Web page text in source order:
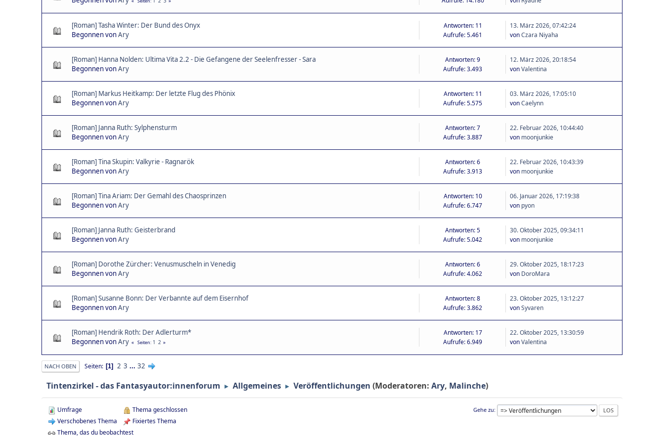
[Roman] Tasha Winter: Der Bund des Onyx
Begonnen vonAry
Antworten: 11
Aufrufe: 5.461
13. März 2026, 07:42:24
vonCzara Niyaha
[Roman] Hanna Nolden: Ultima Vita 2.2 - Die Gefangene der Seelenfresser - Sara
Begonnen vonAry
Antworten: 9
Aufrufe: 3.493
12. März 2026, 20:18:54
vonValentina
[Roman] Markus Heitkamp: Der letzte Flug des Phönix
Begonnen vonAry
Antworten: 11
Aufrufe: 5.575
03. März 2026, 17:05:10
vonCaelynn
[Roman] Janna Ruth: Sylphensturm
Begonnen vonAry
Antworten: 7
Aufrufe: 3.887
22. Februar 2026, 10:44:40
von moonjunkie
[Roman] Tina Skupin: Valkyrie - Ragnarök
Begonnen vonAry
Antworten: 6
Aufrufe: 3.913
22. Februar 2026, 10:43:39
von moonjunkie
[Roman] Tina Ariam: Der Gemahl des Chaosprinzen
Begonnen vonAry
Antworten: 10
Aufrufe: 6.747
06. Januar 2026, 17:19:38
von pyon
[Roman] Janna Ruth: Geisterbrand
Begonnen vonAry
Antworten: 5
Aufrufe: 5.042
30. Oktober 2025, 09:34:11
von moonjunkie
[Roman] Dorothe Zürcher: Venusmuscheln in Venedig
Begonnen vonAry
Antworten: 6
Aufrufe: 4.062
29. Oktober 2025, 18:17:23
von DoroMara
[Roman] Susanne Bonn: Der Verbannte auf dem Eisernhof
Begonnen vonAry
Antworten: 8
Aufrufe: 3.862
23. Oktober 2025, 13:12:27
vonSyvaren
[Roman] Hendrik Roth: Der Adlerturm*
Begonnen vonAry Seiten 1 2
Antworten: 17
Aufrufe: 6.949
22. Oktober 2025, 13:30:59
vonValentina
NACH OBEN Seiten 1 2 3 ... 32
Tintenzirkel - das Fantasyautor:innenforum ► Allgemeines ► Veröffentlichungen (Moderatoren: Ary, Malinche)
Gehe zu
Umfrage
Verschobenes Thema
Thema geschlossen
Fixiertes Thema
Thema, das du beobachtest